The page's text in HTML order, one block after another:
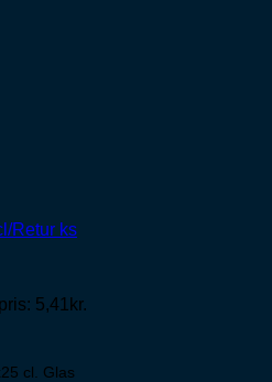
Retur ks
5,41kr.
cl. Glas